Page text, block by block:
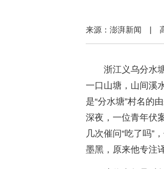
来源：澎湃新闻
浙江义乌分水
一口山塘，山间溪
是“分水塘”村名的
深夜，一位青年伏
几次催问“吃了吗”
墨黑，原来他专注